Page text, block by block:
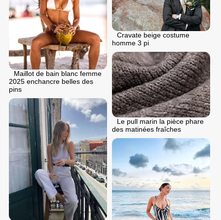
Maillot de bain blanc femme
2025 enchancre belles des
pins
Cravate beige costume
homme 3 pi
Le pull marin la pièce phare
des matinées fraîches